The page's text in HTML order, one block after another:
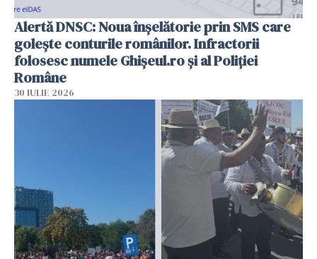
Alertă DNSC: Noua înșelătorie prin SMS care
golește conturile românilor. Infractorii
folosesc numele Ghișeul.ro și al Poliției
Române
30 IULIE 2026